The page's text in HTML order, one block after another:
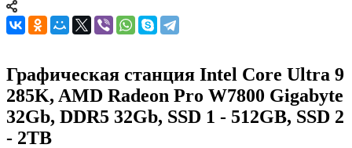
Графическая станция Intel Core Ultra 9
285K, AMD Radeon Pro W7800 Gigabyte
32Gb, DDR5 32Gb, SSD 1 - 512GB, SSD 2
- 2TB